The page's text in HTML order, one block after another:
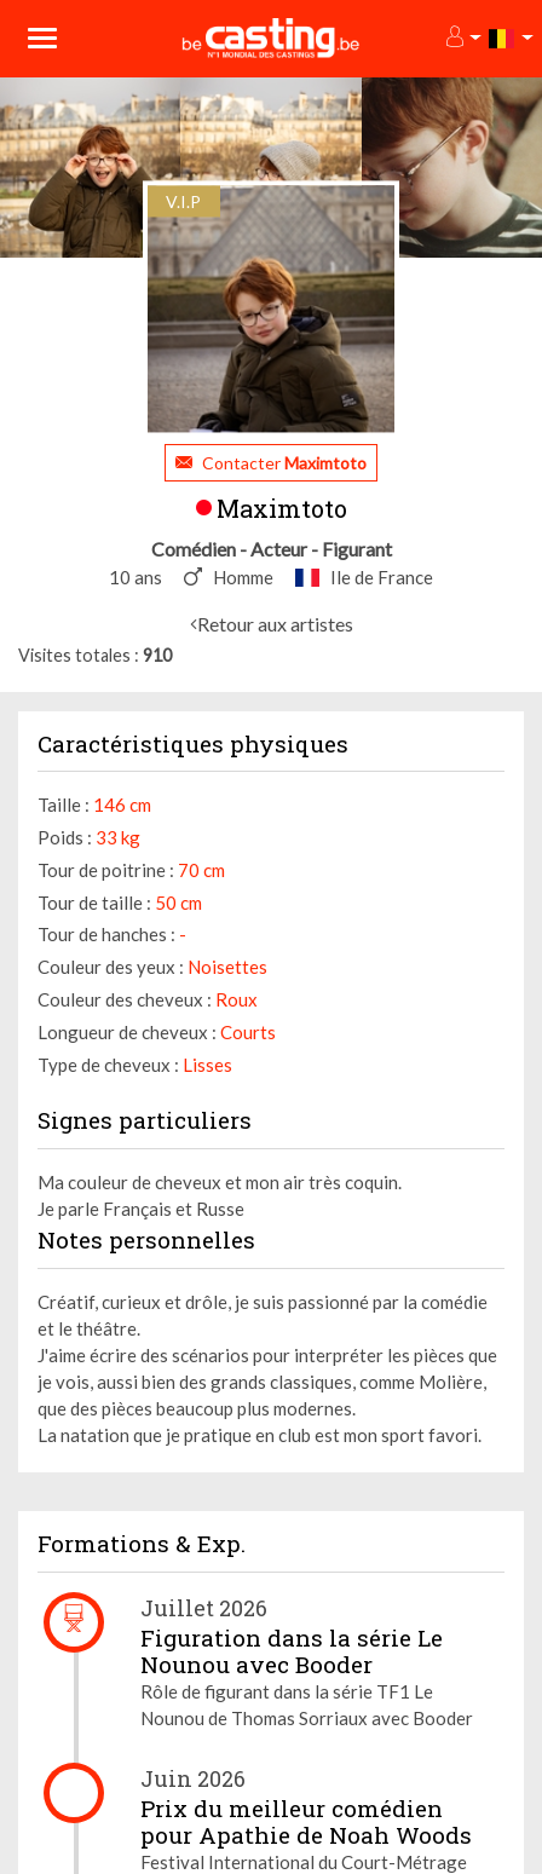
V.I.P
ContacterMaximtoto
Maximtoto
Comédien - Acteur - Figurant
10 ans Homme Ile de France
Retour aux artistes
Visites totales 910
Caractéristiques physiques
Taille : 146 cm
Poids : 33 kg
Tour de poitrine : 70 cm
Tour de taille : 50 cm
Tour de hanches : -
Couleur des yeux : Noisettes
Couleur des cheveux : Roux
Longueur de cheveux : Courts
Type de cheveux : Lisses
Signes particuliers
Ma couleur de cheveux et mon air très coquin.
Je parle Français et Russe
Notes personnelles
Créatif, curieux et drôle, je suis passionné par la comédie
et le théâtre.
J'aime écrire des scénarios pour interpréter les pièces que
je vois, aussi bien des grands classiques, comme Molière,
que des pièces beaucoup plus modernes.
La natation que je pratique en club est mon sport favori.
Formations & Exp.
Juillet 2026
Figuration dans la série Le
Nounou avec Booder
Rôle de figurant dans la série TF1 Le
Nounou de Thomas Sorriaux avec Booder
Juin 2026
Prix du meilleur comédien
pour Apathie de Noah Woods
Festival International du Court-Métrage